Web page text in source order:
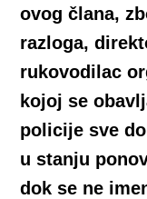
ovog člana,
razloga,
rukovodilac
kojoj se
policije sve
u stanju
dok se ne